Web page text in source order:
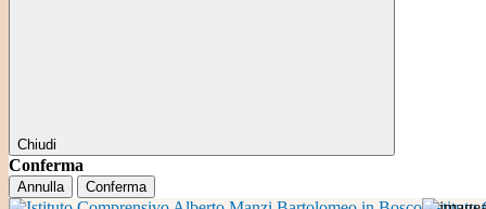
Chiudi
Conferma
Annulla Conferma